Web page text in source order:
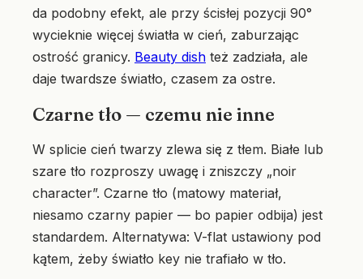
da podobny efekt, ale przy ścisłej pozycji 90°
wycieknie więcej światła w cień, zaburzając
ostrość granicy. Beauty dish też zadziała, ale
daje twardsze światło, czasem za ostre.
Czarne tło — czemu nie inne
W splicie cień twarzy zlewa się z tłem. Białe lub
szare tło rozproszy uwagę i zniszczy „noir
character”. Czarne tło (matowy materiał,
niesamo czarny papier — bo papier odbija) jest
standardem. Alternatywa: V-flat ustawiony pod
kątem, żeby światło key nie trafiało w tło.